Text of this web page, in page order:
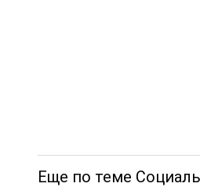
Еще по теме